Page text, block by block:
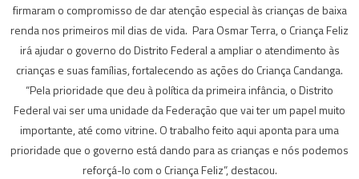
firmaram o compromisso de dar atenção especial às crianças de baixa
renda nos primeiros mil dias de vida. Para Osmar Terra, o Criança Feliz
irá ajudar o governo do Distrito Federal a ampliar o atendimento às
crianças e suas famílias, fortalecendo as ações do Criança Candanga.
“Pela prioridade que deu à política da primeira infância, o Distrito
Federal vai ser uma unidade da Federação que vai ter um papel muito
importante, até como vitrine. O trabalho feito aqui aponta para uma
prioridade que o governo está dando para as crianças e nós podemos
reforçá-lo com o Criança Feliz”, destacou.